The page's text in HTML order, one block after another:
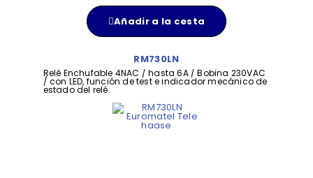
Añadir a la cesta
RM730LN
Relé Enchufable 4NAC / hasta 6A / Bobina 230VAC
/ con LED, función de test e indicador mecánico de
estado del relé.